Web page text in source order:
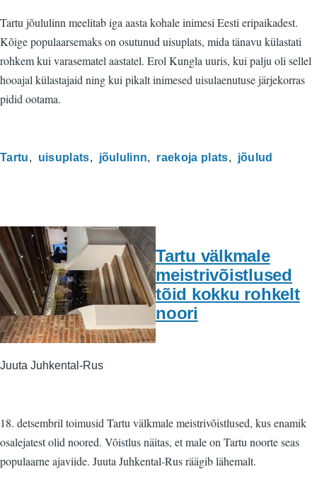
Tartu jõululinn meelitab iga aasta kohale inimesi Eesti eripaikadest.
Kõige populaarsemaks on osutunud uisuplats, mida tänavu külastati
rohkem kui varasematel aastatel. Erol Kungla uuris, kui palju oli sellel
hooajal külastajaid ning kui pikalt inimesed uisulaenutuse järjekorras
pidid ootama.
Tartu uisuplats jõululinn raekoja plats jõulud
Tartu välkmale
meistrivõistlused
tõid kokku rohkelt
noori
Juuta Juhkental-Rus
18. detsembril toimusid Tartu välkmale meistrivõistlused, kus enamik
osalejatest olid noored. Võistlus näitas, et male on Tartu noorte seas
populaarne ajaviide. Juuta Juhkental-Rus räägib lähemalt.